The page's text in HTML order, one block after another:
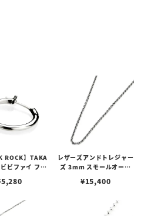
ROCK】TAKA
ビファイ フー
5,280
レザーズアンドトレジャー
ズ 3mm スモールオーバ
ブスタークラスプ＆LTロ
¥15,400